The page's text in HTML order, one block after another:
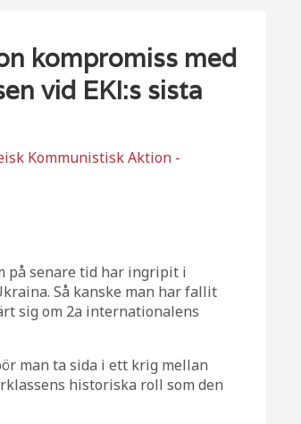
kompromiss med
vid EKI:s sista
Kommunistisk Aktion -
på senare tid har ingripit i
Så kanske man har fallit
sig om 2a internationalens
man ta sida i ett krig mellan
historiska roll som den